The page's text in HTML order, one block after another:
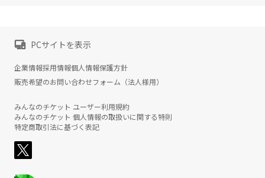
PCサイトを表示
企業情報採用情報個人情報保護方針
販売希望のお問い合わせフォーム（法人様用）
みんなのチケット ユーザー利用規約
みんなのチケット 個人情報の取扱いに関する特則
特定商取引法に基づく表記